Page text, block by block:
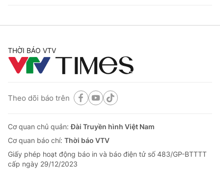
THỜI BÁO VTV
Theo dõi báo trên
Cơ quan chủ quản:Đài Truyền hình Việt Nam
Cơ quan báo chí: Thời báo VTV
Giấy phép hoạt động báo in và báo điện tử số 483/GP-BTTTT
cấp ngày 29/12/2023